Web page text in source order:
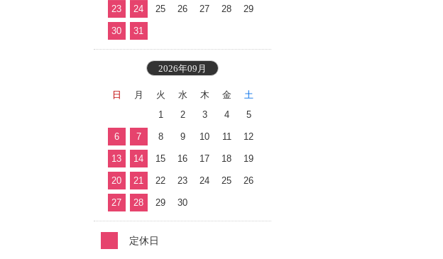
23 24 25 26 27 28 29
30 31
2026年09月
日 月 火 水 木 金
土
1
2 3 4 5
6 7 8 9 10 11 12
13 14 15 16 17 18 19
20 21 22 23 24 25 26
27 28 29 30
定休日